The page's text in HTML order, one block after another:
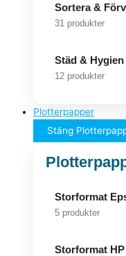
Sortera &
31 produkter
Städ & Hygien
12 produkter
Plotterpapper
Stäng
Storformat
5 produkter
Storformat